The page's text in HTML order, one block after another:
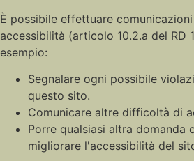
È possibile effettuare
accessibilità (articolo 10.2.a del RD
esempio:
Segnalare ogni possibile
questo sito.
Comunicare altre difficoltà di
Porre qualsiasi altra domanda
migliorare l'accessibilità del